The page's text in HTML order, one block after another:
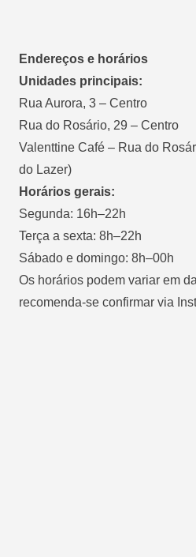
Endereços e horários
Unidades principais:
Rua Aurora, 3 – Centro
Rua do Rosário, 29 – Centro
Valenttine Café – Rua do
do Lazer)
Horários gerais:
Segunda: 16h–22h
Terça a sexta: 8h–22h
Sábado e domingo: 8h–00h
Os horários podem variar em
recomenda-se confirmar via